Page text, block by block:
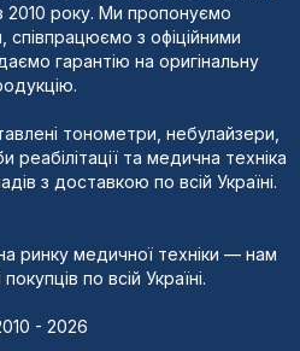
2010 року. Ми пропонуємо
співпрацюємо з офіційними
гарантію на оригінальну
тонометри, небулайзери,
та медична техніка
з доставкою по всій Україні.
ринку медичної техніки — нам
по всій Україні.
- 2026